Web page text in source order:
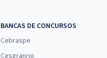
BANCAS DE CONCURSOS
Cebraspe
Cesgranrio